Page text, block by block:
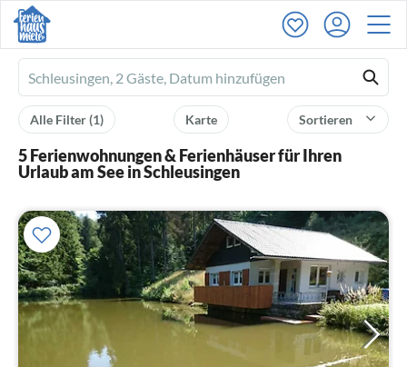
Ferienhausmiete
logo
Sortieren
Karte
Alle Filter(1)
5 Ferienwohnungen & Ferienhäuser für Ihren
Urlaub am See in Schleusingen